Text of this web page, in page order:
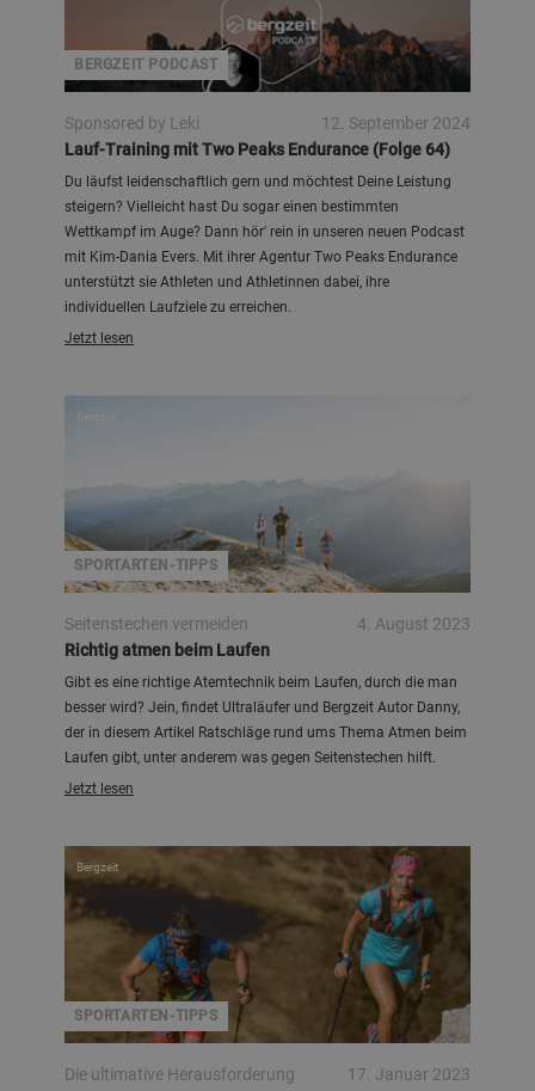
BERGZEIT PODCAST
Sponsored by Leki
12. September 2024
Lauf-Training mit Two Peaks Endurance (Folge 64)
Du läufst leidenschaftlich gern und möchtest Deine Leistung
steigern? Vielleicht hast Du sogar einen bestimmten
Wettkampf im Auge? Dann hör' rein in unseren neuen Podcast
mit Kim-Dania Evers. Mit ihrer Agentur Two Peaks Endurance
unterstützt sie Athleten und Athletinnen dabei, ihre
individuellen Laufziele zu erreichen.
Jetzt lesen
SPORTARTEN-TIPPS
Seitenstechen vermeiden
4. August 2023
Richtig atmen beim Laufen
Gibt es eine richtige Atemtechnik beim Laufen, durch die man
besser wird? Jein, findet Ultraläufer und Bergzeit Autor Danny,
der in diesem Artikel Ratschläge rund ums Thema Atmen beim
Laufen gibt, unter anderem was gegen Seitenstechen hilft.
Jetzt lesen
SPORTARTEN-TIPPS
Bergzeit
Die ultimative Herausforderung 17. Januar 2023